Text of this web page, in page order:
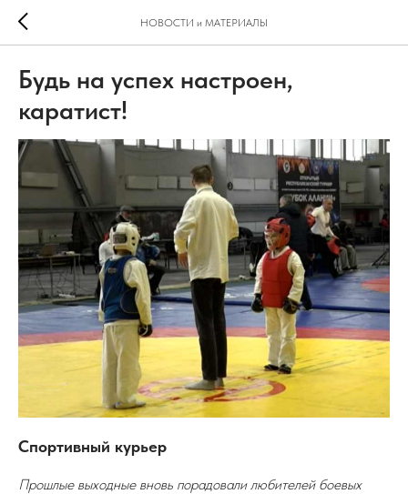
НОВОСТИ и МАТЕРИАЛЫ
Будь на успех настроен,
каратист!
Спортивный курьер
Прошлые выходные вновь порадовали любителей боевых